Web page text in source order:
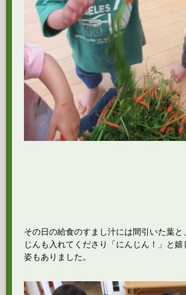
その日の給食のすまし汁には間引いた葉と
じんも入れてくださり「にんじん！」と嬉
姿もありました。